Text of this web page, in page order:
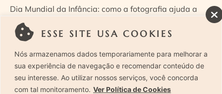
ESSE SITE USA COOKIES
Nós armazenamos dados temporariamente para melhorar a
sua experiência de navegação e recomendar conteúdo de
seu interesse. Ao utilizar nossos serviços, você concorda
com tal monitoramento. Ver Política de Cookies
Dia Mundial da Infância: como a fotografia ajuda a
construir a memória e a identidade da criança
Diário de uma grávida e sua pequena
Dica de especialista: como otimizar o fluxo de trabalho